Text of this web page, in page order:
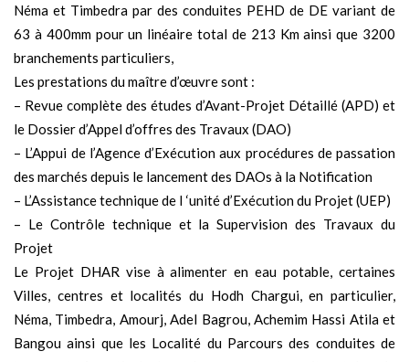
Néma et Timbedra par des conduites PEHD de DE variant de
63 à 400mm pour un linéaire total de 213 Km ainsi que 3200
branchements particuliers,
Les prestations du maître d’œuvre sont :
– Revue complète des études d’Avant-Projet Détaillé (APD) et
le Dossier d’Appel d’offres des Travaux (DAO)
– L’Appui de l’Agence d’Exécution aux procédures de passation
des marchés depuis le lancement des DAOs à la Notification
– L’Assistance technique de I ‘unité d’Exécution du Projet (UEP)
– Le Contrôle technique et la Supervision des Travaux du
Projet
Le Projet DHAR vise à alimenter en eau potable, certaines
Villes, centres et localités du Hodh Chargui, en particulier,
Néma, Timbedra, Amourj, Adel Bagrou, Achemim Hassi Atila et
Bangou ainsi que les Localité du Parcours des conduites de